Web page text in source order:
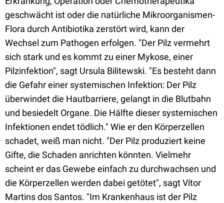
geschwächt ist oder die natürliche Mikroorganismen-
Flora durch Antibiotika zerstört wird, kann der
Wechsel zum Pathogen erfolgen. "Der Pilz vermehrt
sich stark und es kommt zu einer Mykose, einer
Pilzinfektion", sagt Ursula Bilitewski. "Es besteht dann
die Gefahr einer systemischen Infektion: Der Pilz
überwindet die Hautbarriere, gelangt in die Blutbahn
und besiedelt Organe. Die Hälfte dieser systemischen
Infektionen endet tödlich." Wie er den Körperzellen
schadet, weiß man nicht. "Der Pilz produziert keine
Gifte, die Schaden anrichten könnten. Vielmehr
scheint er das Gewebe einfach zu durchwachsen und
die Körperzellen werden dabei getötet", sagt Vítor
Martins dos Santos. "Im Krankenhaus ist der Pilz